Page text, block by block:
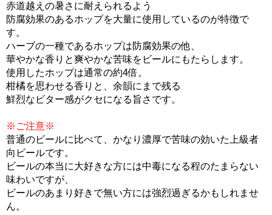
赤道越えの暑さに耐えられるよう
防腐効果のあるホップを大量に使用しているのが特徴で
す。
ハーブの一種であるホップは防腐効果の他、
華やかな香りと爽やかな苦味をビールにもたらします。
使用したホップは通常の約4倍。
柑橘を思わせる香りと、余韻にまで残る
鮮烈なビター感がクセになる旨さです。
※ご注意※
普通のビールに比べて、かなり濃厚で苦味の効いた上級者
向ビールです。
ビールの本当に大好きな方には中毒になる程のたまらない
味わいですが、
ビールのあまり好きで無い方には強烈過ぎるかもしれませ
ん。